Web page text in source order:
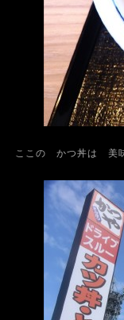
ここの かつ丼は 美